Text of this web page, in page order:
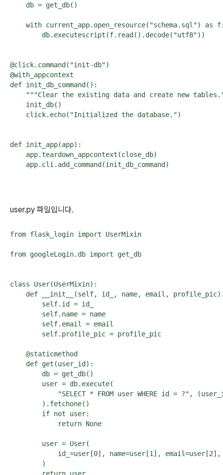
    db = get_db()
with current_app.open_resource("schema.sql") as
        db.executescript(f.read().decode("utf8"))
@click.command("init-db")
@with_appcontext
def init_db_command():
"""Clear the existing data and create new
    init_db()
    click.echo("Initialized the database.")
def init_app(app):
    app.teardown_appcontext(close_db)
user.py 파일입니다.
from flask_login import UserMixin
from googleLogin.db import get_db
class User(UserMixin):
def __init__(self, id_, name, email,
        self.id = id_
        self.name = name
        self.email = email
        self.profile_pic = profile_pic
    @staticmethod
    def get(user_id):
        db = get_db()
        user = db.execute(
"SELECT * FROM user WHERE id = ?",
        ).fetchone()
        if not user:
            return None
        user = User(
id_=user[0], name=user[1],
        )